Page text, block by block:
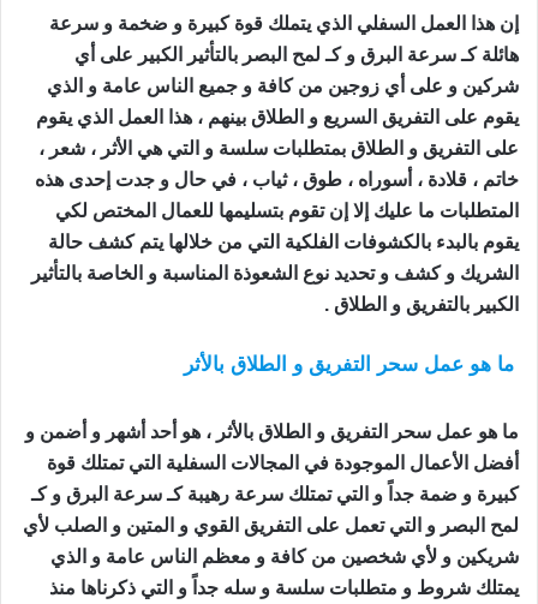
إن هذا العمل السفلي الذي يتملك قوة كبيرة و ضخمة و سرعة
هائلة كـ سرعة البرق و كـ لمح البصر بالتأثير الكبير على أي
شركين و على أي زوجين من كافة و جميع الناس عامة و الذي
يقوم على التفريق السريع و الطلاق بينهم ، هذا العمل الذي يقوم
على التفريق و الطلاق بمتطلبات سلسة و التي هي الأثر ، شعر ،
خاتم ، قلادة ، أسوراه ، طوق ، ثياب ، في حال و جدت إحدى هذه
المتطلبات ما عليك إلا إن تقوم بتسليمها للعمال المختص لكي
يقوم بالبدء بالكشوفات الفلكية التي من خلالها يتم كشف حالة
الشريك و كشف و تحديد نوع الشعوذة المناسبة و الخاصة بالتأثير
الكبير بالتفريق و الطلاق .
ما هو عمل سحر التفريق و الطلاق بالأثر
ما هو عمل سحر التفريق و الطلاق بالأثر ، هو أحد أشهر و أضمن و
أفضل الأعمال الموجودة في المجالات السفلية التي تمتلك قوة
كبيرة و ضمة جداً و التي تمتلك سرعة رهيبة كـ سرعة البرق و كـ
لمح البصر و التي تعمل على التفريق القوي و المتين و الصلب لأي
شريكين و لأي شخصين من كافة و معظم الناس عامة و الذي
يمتلك شروط و متطلبات سلسة و سله جداً و التي ذكرناها منذ